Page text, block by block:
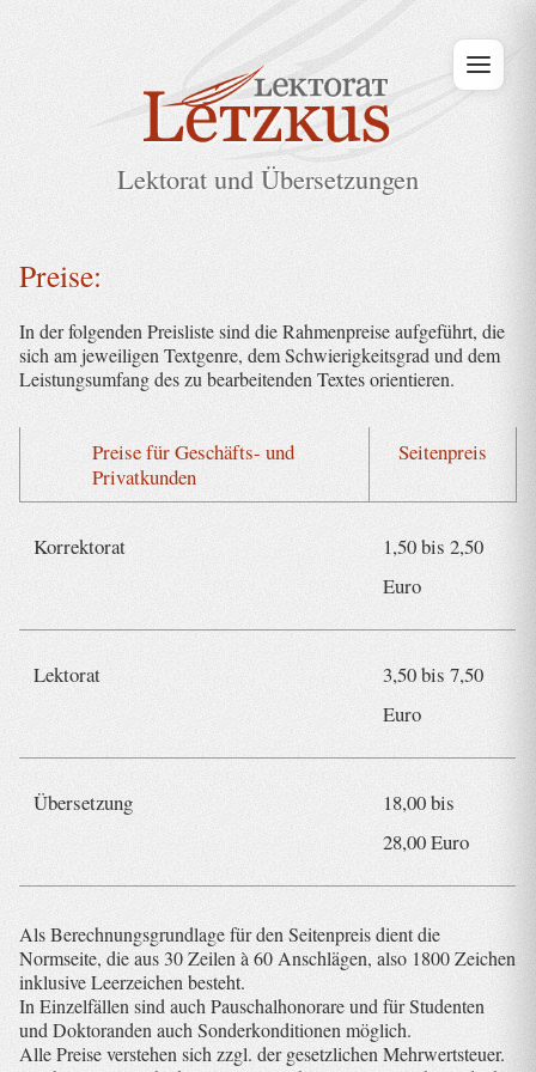
Lektorat und Übersetzungen
Preise:
In der folgenden Preisliste sind die Rahmenpreise aufgeführt, die
sich am jeweiligen Textgenre, dem Schwierigkeitsgrad und dem
Leistungsumfang des zu bearbeitenden Textes orientieren.
Preise für Geschäfts- und
Privatkunden
Seitenpreis
Korrektorat
1,50 bis 2,50
Euro
Lektorat
3,50 bis 7,50
Euro
Übersetzung
18,00 bis
28,00 Euro
Als Berechnungsgrundlage für den Seitenpreis dient die
Normseite, die aus 30 Zeilen à 60 Anschlägen, also 1800 Zeichen
inklusive Leerzeichen besteht.
In Einzelfällen sind auch Pauschalhonorare und für Studenten
und Doktoranden auch Sonderkonditionen möglich.
Alle Preise verstehen sich zzgl. der gesetzlichen Mehrwertsteuer.